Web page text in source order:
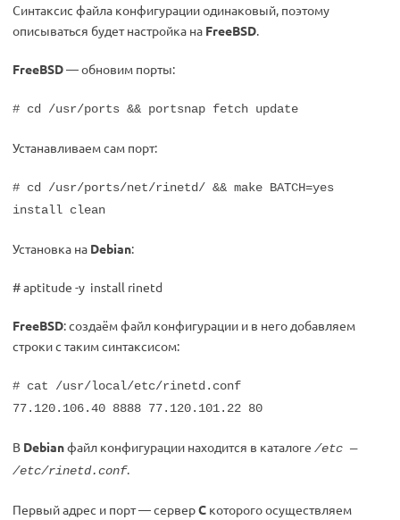
Синтаксис файла конфигурации одинаковый, поэтому
описываться будет настройка на FreeBSD.
FreeBSD— обновим порты:
# cd /usr/ports && portsnap fetch update
Устанавливаем сам порт:
# cd /usr/ports/net/rinetd/ && make BATCH=yes
install clean
Установка на Debian:
# aptitude -y install rinetd
FreeBSD: создаём файл конфигурации и в него добавляем
строки с таким синтаксисом:
# cat /usr/local/etc/rinetd.conf
77.120.106.40 8888 77.120.101.22 80
В Debianфайл конфигурации находится в каталоге /etc —
/etc/rinetd.conf.
Первый адрес и порт — серверС которого осуществляем